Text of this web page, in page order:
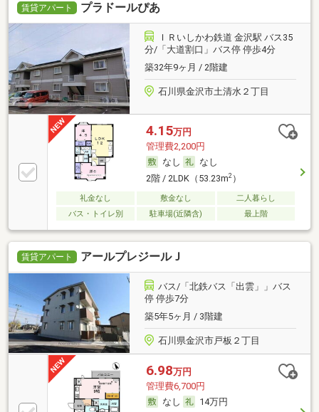
賃貸アパート プラドールぴあ
ＩＲいしかわ鉄道 金沢駅 バス35
分/「大道割口」バス停 停歩4分
築32年9ヶ月 / 2階建
石川県金沢市土清水２丁目
4.15万円
管理費2,200円
なし
なし
2階 / 2LDK（53.23m2）
礼金なし 敷金なし
二人暮らし
バス・トイレ別
駐車場(近隣含) 最上階
賃貸アパート アールプレジールＪ
バス/「北鉄バス「出雲」」バス
停 停歩7分
築5年5ヶ月 / 3階建
石川県金沢市戸板２丁目
6.98万円
管理費6,700円
なし
14万円